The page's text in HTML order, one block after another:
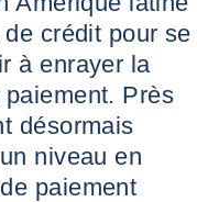
crédit pour se
à enrayer la
Près
désormais
niveau en
paiement